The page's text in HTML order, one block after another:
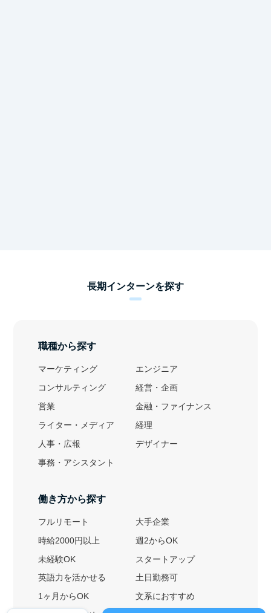
長期インターンを探す
職種から探す
マーケティング エンジニア
コンサルティング 経営・企画
営業 金融・ファイナンス
ライター・メディア 経理
人事・広報 デザイナー
事務・アシスタント
働き方から探す
フルリモート 大手企業
時給2000円以上 週2からOK
未経験OK スタートアップ
英語力を活かせる 土日勤務可
1ヶ月からOK 文系におすすめ